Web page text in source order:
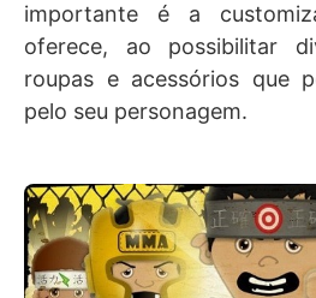
importante é a
oferece, ao possibilitar
roupas e acessórios que
pelo seu personagem.